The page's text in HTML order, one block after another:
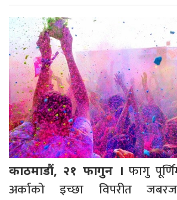
काठमाडौं, २१ फागुन । फागु
अर्काको इच्छा विपरीत